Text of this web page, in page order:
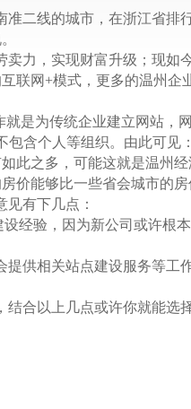
二线的城市，在浙江省排
力，实现财富升级；现如
联网+模式，更多的温州企
就是为传统企业建立网站，
包含个人等组织。由此可见
此之多，可能这就是温州
价能够比一些省会城市的房
见有下几点：
经验，因为新公司或许根
供相关站点建设服务等工
合以上几点或许你就能选